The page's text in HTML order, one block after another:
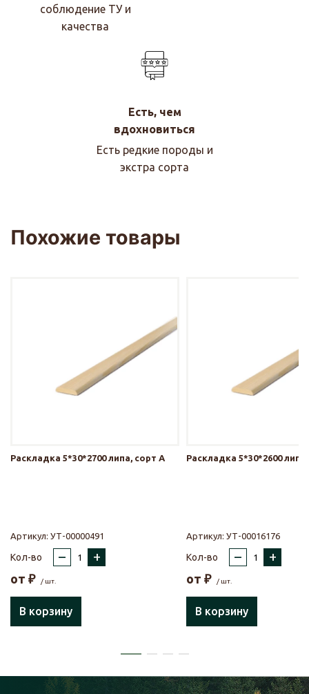
соблюдение ТУ и
качества
Есть, чем
вдохновиться
Есть редкие породы и
экстра сорта
Похожие товары
Раскладка 5*30*2700 липа, сорт А
Артикул: УТ-00000491
Кол-во – +
от ₽ / шт.
В корзину
Раскладка 5*30*2600
Артикул: УТ-00016176
Кол-во – +
от ₽ / шт.
В корзину